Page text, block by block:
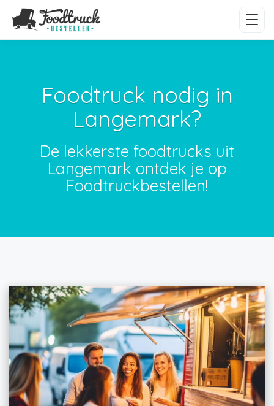
Foodtruck nodig in
Langemark?
De lekkerste foodtrucks uit
Langemark ontdek je op
Foodtruckbestellen!